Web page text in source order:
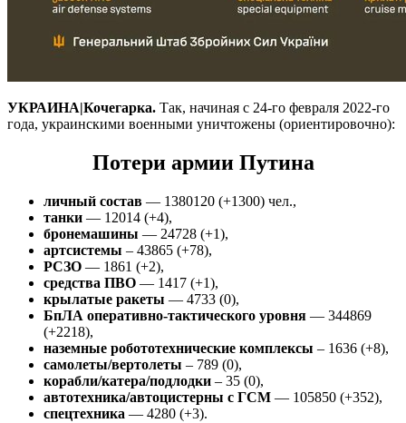
УКРАИНА|Кочегарка. Так, начиная с 24-го февраля 2022-го
года, украинскими военными уничтожены (ориентировочно):
Потери армии Путина
личный состав — 1380120 (+1300) чел.,
танки — 12014 (+4),
бронемашины — 24728 (+1),
артсистемы – 43865 (+78),
РСЗО — 1861 (+2),
средства ПВО — 1417 (+1),
крылатые ракеты — 4733 (0),
БпЛА оперативно-тактического уровня — 344869
(+2218),
наземные робототехнические комплексы – 1636 (+8),
самолеты/вертолеты – 789 (0),
корабли/катера/подлодки – 35 (0),
автотехника/автоцистерны с ГСМ — 105850 (+352),
спецтехника — 4280 (+3).